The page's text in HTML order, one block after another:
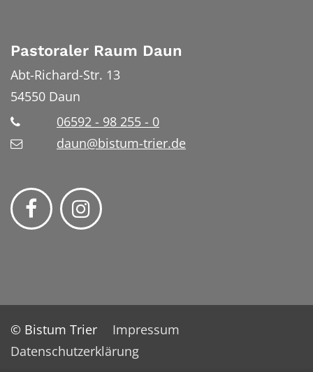
Pastoraler Raum Daun
Abt-Richard-Str. 13
54550 Daun
06592 - 98 255 - 0
daun@bistum-trier.de
© Bistum Trier
Impressum
Datenschutzerklärung